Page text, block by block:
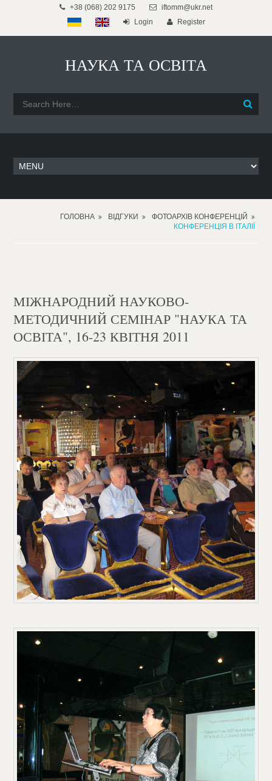
+38 (068) 202 9175
iftomm@ukr.net
Login
Register
НАУКА ТА ОСВІТА
ГОЛОВНА ВІДГУКИ
ФОТОАРХІВ КОНФЕРЕНЦІЙ
КОНФЕРЕНЦІЯ В ІТАЛІЇ
МІЖНАРОДНИЙ НАУКОВО-
МЕТОДИЧНИЙ СЕМІНАР "НАУКА ТА
ОСВІТА", 16-23 КВІТНЯ 2011